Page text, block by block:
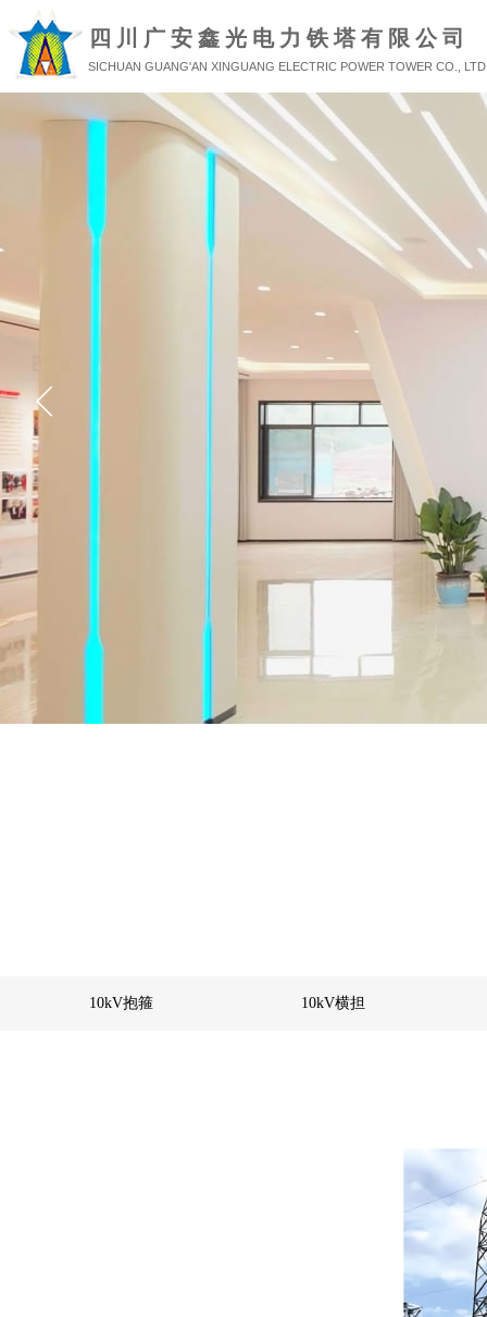
四川广安鑫光电力铁塔有限公司
SICHUAN GUANG'AN XINGUANG ELECTRIC POWER TOWER CO., LTD
10kV抱箍 10kV横担